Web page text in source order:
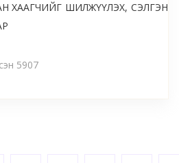
ХААГЧИЙГ ШИЛЖҮҮЛЭХ, СЭЛГЭН
5907